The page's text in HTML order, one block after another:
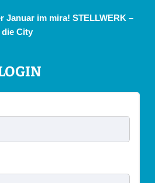
Januar im mira! STELLWERK –
City